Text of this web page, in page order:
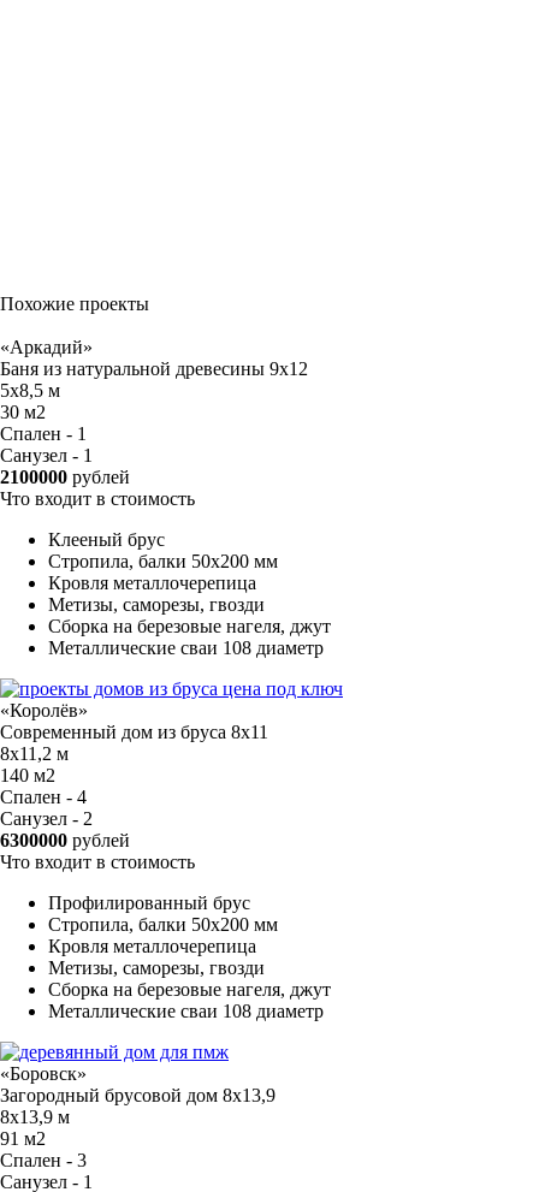
Похожие проекты
«Аркадий»
Баня из натуральной древесины 9х12
5х8,5 м
30 м2
Спален - 1
Санузел - 1
2100000 рублей
Что входит в стоимость
Клееный брус
Стропила, балки 50х200 мм
Кровля металлочерепица
Метизы, саморезы, гвозди
Сборка на березовые нагеля, джут
Металлические сваи 108 диаметр
«Королёв»
Современный дом из бруса 8x11
8х11,2 м
140 м2
Спален - 4
Санузел - 2
6300000 рублей
Что входит в стоимость
Профилированный брус
Стропила, балки 50х200 мм
Кровля металлочерепица
Метизы, саморезы, гвозди
Сборка на березовые нагеля, джут
Металлические сваи 108 диаметр
«Боровск»
Загородный брусовой дом 8х13,9
8х13,9 м
91 м2
Спален - 3
Санузел - 1